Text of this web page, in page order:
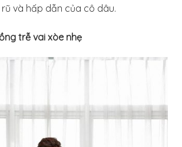
và hấp dẫn của cô dâu.
trễ vai xòe nhẹ